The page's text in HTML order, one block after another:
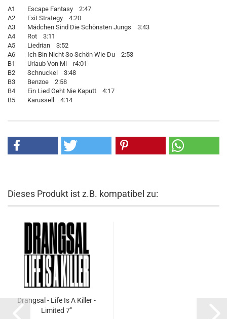
A1 Escape Fantasy 2:47
A2 Exit Strategy 4:20
A3 Mädchen Sind Die Schönsten Jungs 3:43
A4 Rot 3:11
A5 Liedrian 3:52
A6 Ich Bin Nicht So Schön Wie Du 2:53
B1 Urlaub Von Mi r4:01
B2 Schnuckel 3:48
B3 Benzoe 2:58
B4 Ein Lied Geht Nie Kaputt 4:17
B5 Karussell 4:14
Dieses Produkt ist z.B. kompatibel zu:
Drangsal - Life Is A Killer -
Limited 7"